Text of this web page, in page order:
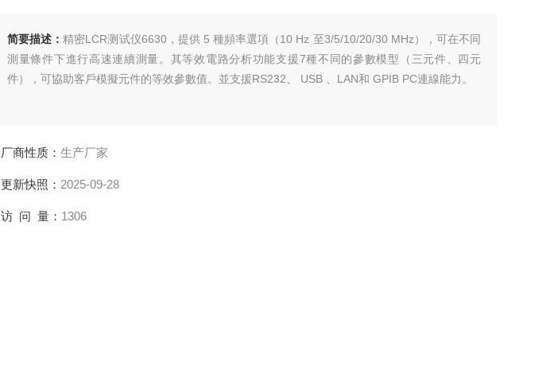
简要描述： 精密LCR测试仪6630，提供 5 種頻率選項（10 Hz 至3/5/10/20/30 MHz），可在不同
測量條件下進行高速連續測量。其等效電路分析功能支援7種不同的參數模型（三元件、四元
件），可協助客戶模擬元件的等效參數值。並支援RS232、 USB 、LAN和 GPIB PC連線能力。
厂商性质： 生产厂家
更新快照： 2025-09-28
访 问 量： 1306